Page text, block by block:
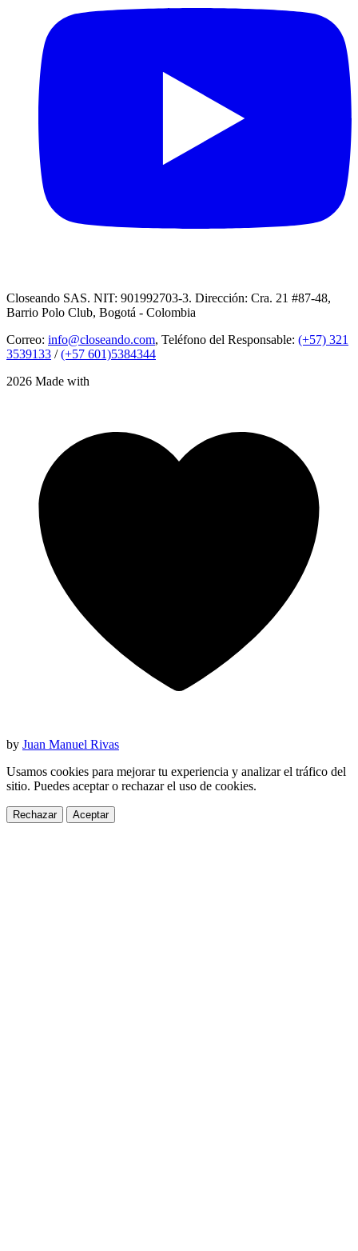
Closeando SAS. NIT: 901992703-3. Dirección: Cra. 21 #87-48,
Barrio Polo Club, Bogotá - Colombia
Correo: info@closeando.com, Teléfono del Responsable: (+57) 321
3539133 /(+57 601)5384344
2026 Made with
by Juan Manuel Rivas
Usamos cookies para mejorar tu experiencia y analizar el tráfico del
sitio. Puedes aceptar o rechazar el uso de cookies.
Rechazar Aceptar